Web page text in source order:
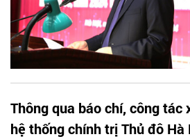
Thông qua báo chí, công tác
hệ thống chính trị Thủ đô